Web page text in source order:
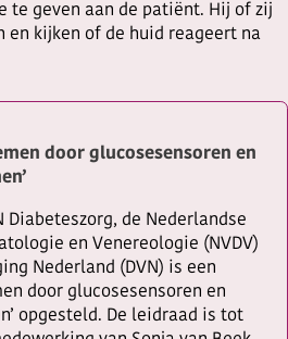
te geven aan de patiënt. Hij of zij
en kijken of de huid reageert na
door glucosesensoren en
de Nederlandse
en Venereologie (NVDV)
Nederland (DVN) is een
door glucosesensoren en
opgesteld. De leidraad is tot